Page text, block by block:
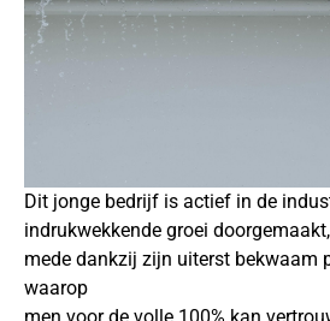
Dit jonge bedrijf is actief in de
indrukwekkende groei doorgemaakt,
mede dankzij zijn uiterst bekwaam
waarop